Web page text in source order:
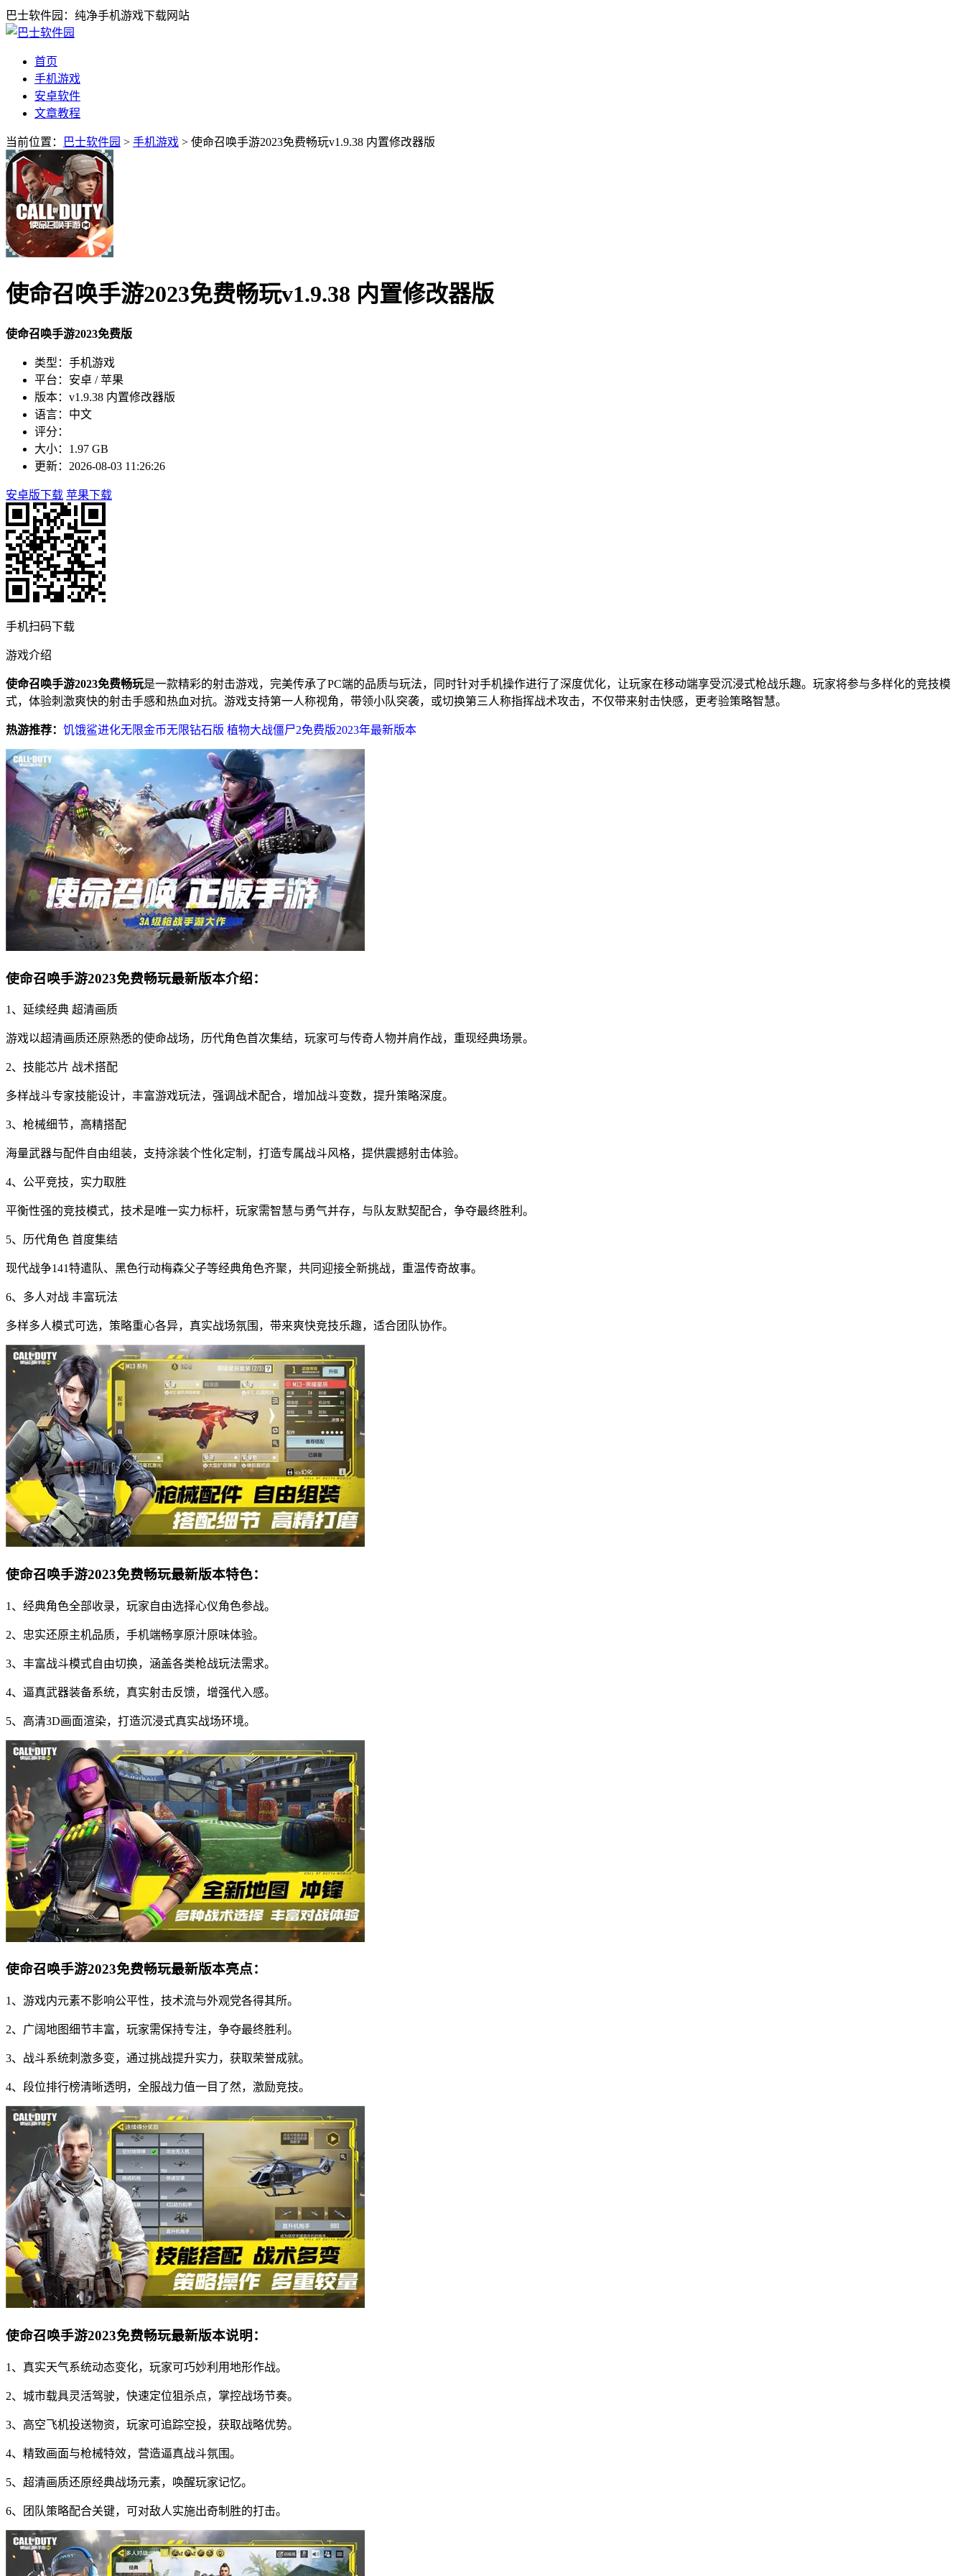
巴士软件园：纯净手机游戏下载网站
首页
手机游戏
安卓软件
文章教程
当前位置： 巴士软件园 > 手机游戏 > 使命召唤手游2023免费畅玩v1.9.38 内置修改器版
使命召唤手游2023免费畅玩v1.9.38 内置修改器版
使命召唤手游2023免费版
类型：手机游戏
平台：安卓 / 苹果
版本：v1.9.38 内置修改器版
语言：中文
评分：
大小：1.97 GB
更新：2026-08-03 11:26:26
安卓版下载 苹果下载
手机扫码下载
游戏介绍
使命召唤手游2023免费畅玩是一款精彩的射击游戏，完美传承了PC端的品质与玩法，同时针对手机操作进行了深度优化，让玩家在移动端享受沉浸式枪战乐趣。玩家将参与多样化的竞技模
式，体验刺激爽快的射击手感和热血对抗。游戏支持第一人称视角，带领小队突袭，或切换第三人称指挥战术攻击，不仅带来射击快感，更考验策略智慧。
热游推荐： 饥饿鲨进化无限金币无限钻石版 植物大战僵尸2免费版2023年最新版本
使命召唤手游2023免费畅玩最新版本介绍：
1、延续经典 超清画质
游戏以超清画质还原熟悉的使命战场，历代角色首次集结，玩家可与传奇人物并肩作战，重现经典场景。
2、技能芯片 战术搭配
多样战斗专家技能设计，丰富游戏玩法，强调战术配合，增加战斗变数，提升策略深度。
3、枪械细节，高精搭配
海量武器与配件自由组装，支持涂装个性化定制，打造专属战斗风格，提供震撼射击体验。
4、公平竞技，实力取胜
平衡性强的竞技模式，技术是唯一实力标杆，玩家需智慧与勇气并存，与队友默契配合，争夺最终胜利。
5、历代角色 首度集结
现代战争141特遣队、黑色行动梅森父子等经典角色齐聚，共同迎接全新挑战，重温传奇故事。
6、多人对战 丰富玩法
多样多人模式可选，策略重心各异，真实战场氛围，带来爽快竞技乐趣，适合团队协作。
使命召唤手游2023免费畅玩最新版本特色：
1、经典角色全部收录，玩家自由选择心仪角色参战。
2、忠实还原主机品质，手机端畅享原汁原味体验。
3、丰富战斗模式自由切换，涵盖各类枪战玩法需求。
4、逼真武器装备系统，真实射击反馈，增强代入感。
5、高清3D画面渲染，打造沉浸式真实战场环境。
使命召唤手游2023免费畅玩最新版本亮点：
1、游戏内元素不影响公平性，技术流与外观党各得其所。
2、广阔地图细节丰富，玩家需保持专注，争夺最终胜利。
3、战斗系统刺激多变，通过挑战提升实力，获取荣誉成就。
4、段位排行榜清晰透明，全服战力值一目了然，激励竞技。
使命召唤手游2023免费畅玩最新版本说明：
1、真实天气系统动态变化，玩家可巧妙利用地形作战。
2、城市载具灵活驾驶，快速定位狙杀点，掌控战场节奏。
3、高空飞机投送物资，玩家可追踪空投，获取战略优势。
4、精致画面与枪械特效，营造逼真战斗氛围。
5、超清画质还原经典战场元素，唤醒玩家记忆。
6、团队策略配合关键，可对敌人实施出奇制胜的打击。